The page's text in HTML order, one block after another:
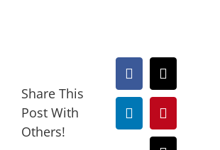
Share This
Post With
Others!
Facebook
X
LinkedInPinterest